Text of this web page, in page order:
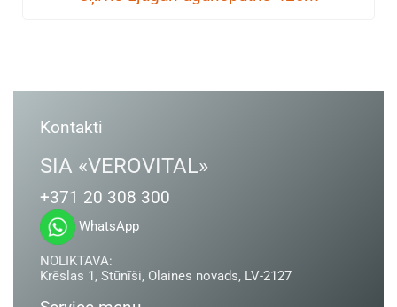
Kontakti
SIA «VEROVITAL»
+371 20 308 300
WhatsApp
NOLIKTAVA:
Krēslas 1, Stūnīši, Olaines novads, LV-2127